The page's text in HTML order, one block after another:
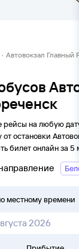
· Автовокзал Главный
на любую
отостановки
билет онлайн за 5
местному времени
2026